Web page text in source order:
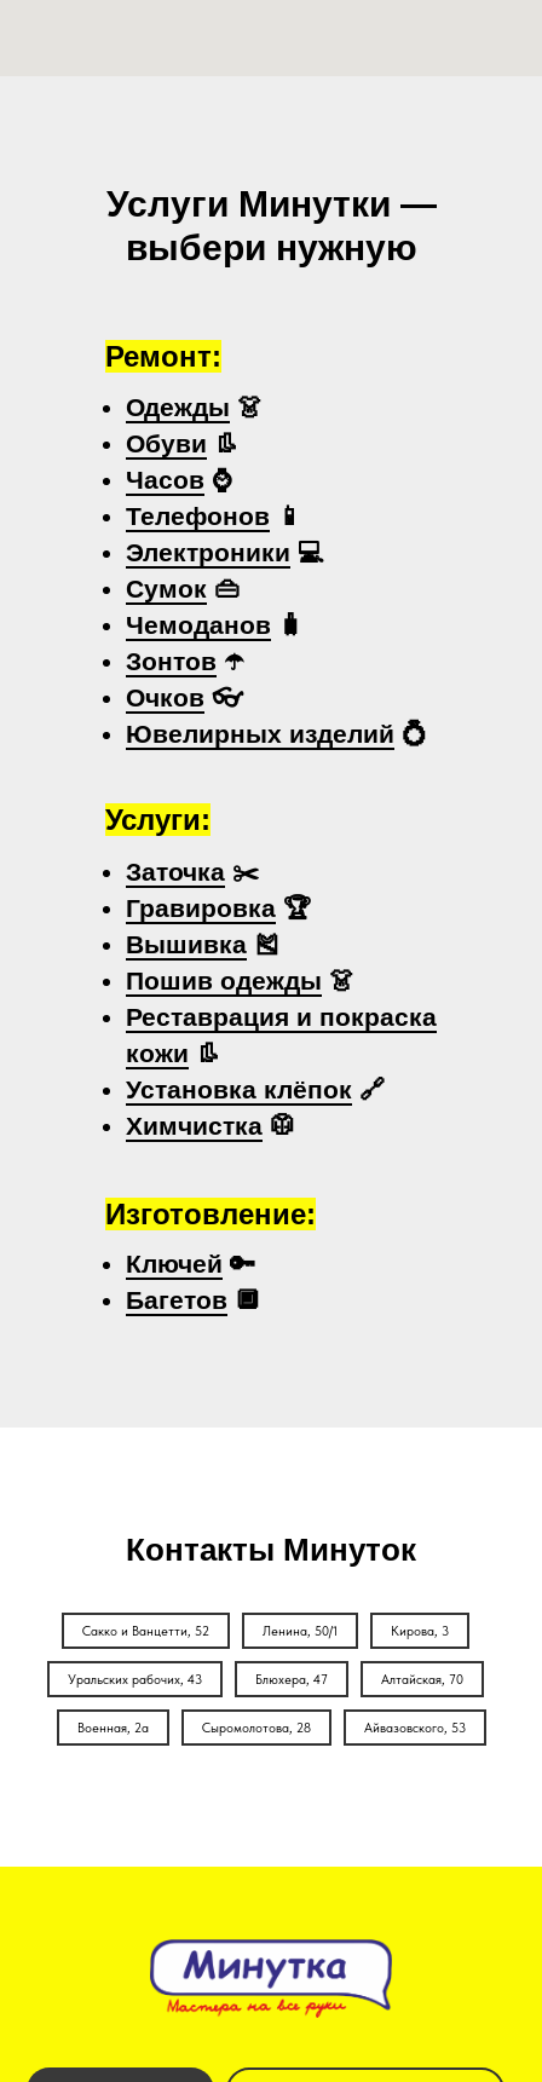
Услуги Минутки —
выбери нужную
Одежды 👗
Обуви 👢
Часов ⌚
Телефонов 📱
Электроники 💻
Сумок 👜
Чемоданов 🧳
Зонтов ☂️
Очков 👓
Ювелирных изделий 💍
Заточка ✂️
Гравировка 🏆
Вышивка 🎽
Пошив одежды 👗
Реставрация и покраска
кожи 👢
Установка клёпок 🔗
Химчистка 🥼
Ключей 🔑
Багетов 🔲
Ремонт:
Услуги:
Изготовление:
Контакты Минуток
Сакко и Ванцетти, 52 Ленина, 50/1 Кирова, 3
Уральских рабочих, 43 Блюхера, 47 Алтайская, 70
Военная, 2а Сыромолотова, 28 Айвазовского, 53